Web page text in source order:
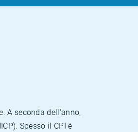
A seconda dell'anno,
Spesso il CPI è